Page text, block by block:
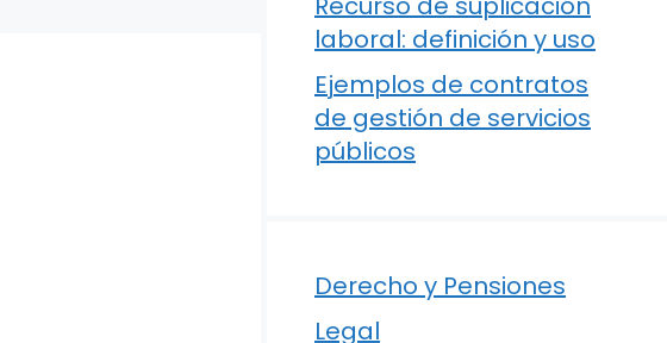
laboral: definición y uso
Ejemplos de contratos
de gestión de servicios
públicos
Derecho y Pensiones
Legal